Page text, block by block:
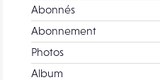
Abonnés
Abonnement
Photos
Album